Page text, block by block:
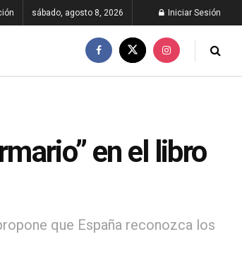
sábado, agosto 8, 2026 Iniciar Sesión
en el libro
que España reconozca los